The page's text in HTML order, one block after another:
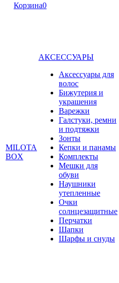
Корзина0
MILOTA
BOX
АКСЕССУАРЫ
Аксессуары для
волос
Бижутерия и
украшения
Варежки
Галстуки, ремни
и подтяжки
Зонты
Кепки и панамы
Комплекты
Мешки для
обуви
Наушники
утепленные
Очки
солнцезащитные
Перчатки
Шапки
Шарфы и снуды